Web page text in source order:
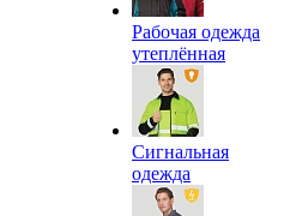
Рабочая одежда
утеплённая
Сигнальная
одежда